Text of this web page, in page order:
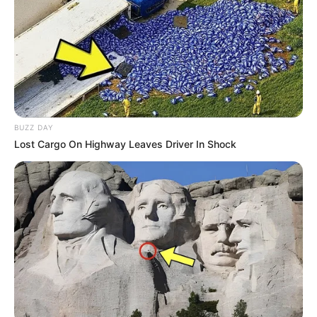
Veja agora dois vídeos que mostram como pode
ser simples transformar um pote em algo
bastante útil.
Além de aprender, inspire para criar outras peças.
BUZZ DAY
Lost Cargo On Highway Leaves Driver In Shock